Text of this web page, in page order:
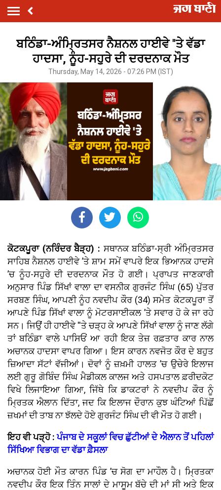
ਬਠਿੰਡਾ-ਅੰਮ੍ਰਿਤਸਰ ਨੈਸ਼ਨਲ ਹਾਈਵੇ ''ਤੇ ਵੱਡਾ
ਹਾਦਸਾ, ਨੂੰਹ-ਸਹੁਰੇ ਦੀ ਦਰਦਨਾਕ ਮੌਤ
Thursday, May 14, 2026 - 07:26 PM (IST)
ਕੋਟਕਪੂਰਾ (ਨਰਿੰਦਰ ਬੈੜ੍ਹ) : ਸਥਾਨਕ ਬਠਿੰਡਾ-ਸ੍ਰੀ ਅੰਮ੍ਰਿਤਸਰ
ਸਾਹਿਬ ਨੈਸ਼ਨਲ ਹਾਈਵੇ ’ਤੇ ਸ਼ਾਮ ਸਮੇਂ ਵਾਪਰੇ ਇਕ ਭਿਆਨਕ ਹਾਦਸੇ
’ਚ ਨੂੰਹ-ਸਹੁਰੇ ਦੀ ਦਰਦਨਾਕ ਮੌਤ ਹੋ ਗਈ। ਪ੍ਰਾਪਤ ਜਾਣਕਾਰੀ
ਅਨੁਸਾਰ ਪਿੰਡ ਸਿੱਖਾਂ ਵਾਲਾ ਦਾ ਵਸਨੀਕ ਗੁਰਜੰਟ ਸਿੰਘ (65) ਪੁੱਤਰ
ਸਰਬਣ ਸਿੰਘ, ਆਪਣੀ ਨੂੰਹ ਨਵਦੀਪ ਕੌਰ (34) ਸਮੇਤ ਕੋਟਕਪੂਰਾ ਤੋਂ
ਆਪਣੇ ਪਿੰਡ ਸਿੱਖਾਂ ਵਾਲਾ ਨੂੰ ਮੋਟਰਸਾਈਕਲ ’ਤੇ ਸਵਾਰ ਹੋ ਕੇ ਜਾ ਰਹੇ
ਸਨ। ਜਿਉਂ ਹੀ ਹਾਈਵੇ ''ਤੇ ਚੜ੍ਹ ਕੇ ਆਪਣੇ ਸਿੱਖਾਂ ਵਾਲਾ ਨੂੰ ਜਾਣ ਲੱਗੇ
ਤਾਂ ਬਠਿੰਡਾ ਵਾਲੇ ਪਾਸਿਓਂ ਆ ਰਹੀ ਇਕ ਤੇਜ਼ ਰਫ਼ਤਾਰ ਕਾਰ ਨਾਲ
ਅਚਾਨਕ ਹਾਦਸਾ ਵਾਪਰ ਗਿਆ। ਇਸ ਕਾਰਨ ਨਵਜੋਤ ਕੌਰ ਦੇ ਬਹੁਤ
ਜ਼ਿਆਦਾ ਸੱਟਾਂ ਵੱਜੀਆਂ। ਦੋਵਾਂ ਨੂੰ ਜ਼ਖ਼ਮੀ ਹਾਲਤ ’ਚ ਉਚੇਰੇ ਇਲਾਜ
ਲਈ ਗੁਰੂ ਗੋਬਿੰਦ ਸਿੰਘ ਮੈਡੀਕਲ ਕਾਲਜ ਅਤੇ ਹਸਪਤਾਲ ਫ਼ਰੀਦਕੋਟ
ਵਿਖੇ ਲਿਜਾਇਆ ਗਿਆ, ਜਿੱਥੇ ਕਿ ਡਾਕਟਰਾਂ ਨੇ ਨਵਦੀਪ ਕੌਰ ਨੂੰ
ਮ੍ਰਿਤਕ ਐਲਾਨ ਦਿੱਤਾ, ਜਦ ਕਿ ਇਲਾਜ ਦੌਰਾਨ ਕੁਝ ਘੰਟਿਆਂ ਪਿੱਛੋਂ
ਜ਼ਖਮਾਂ ਦੀ ਤਾਬ ਨਾ ਝੱਲਦੇ ਹੋਏ ਗੁਰਜੰਟ ਸਿੰਘ ਦੀ ਵੀ ਮੌਤ ਹੋ ਗਈ।
ਇਹ ਵੀ ਪੜ੍ਹੋ :ਪੰਜਾਬ ਦੇ ਸਕੂਲਾਂ ਵਿਚ ਛੁੱਟੀਆਂ ਦੇ ਐਲਾਨ ਤੋਂ ਪਹਿਲਾਂ
ਸਿੱਖਿਆ ਵਿਭਾਗ ਦਾ ਵੱਡਾ ਫ਼ੈਸਲਾ
ਅਚਾਨਕ ਹੋਈ ਮੌਤ ਕਾਰਨ ਪਿੰਡ ’ਚ ਸੋਗ ਦਾ ਮਾਹੌਲ ਹੈ। ਮ੍ਰਿਤਕਾ
ਨਵਦੀਪ ਕੌਰ ਇਕ ਤਿੰਨ ਸਾਲਾਂ ਦੇ ਮਾਸੂਮ ਬੱਚੇ ਦੀ ਮਾਂ ਸੀ ਅਤੇ ਇਕ